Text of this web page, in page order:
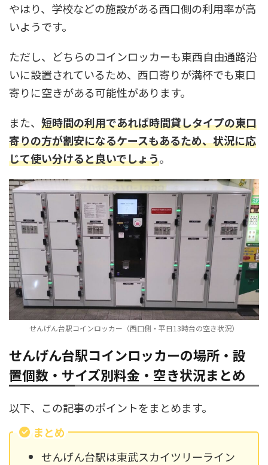
やはり、学校などの施設がある西口側の利用率が高
いようです。
ただし、どちらのコインロッカーも東西自由通路沿
いに設置されているため、西口寄りが満杯でも東口
寄りに空きがある可能性があります。
また、 短時間の利用であれば時間貸しタイプの東口
寄りの方が割安になるケースもあるため、状況に応
じて使い分けると良いでしょう。
せんげん台駅コインロッカー（西口側・平日13時台の空き状況）
せんげん台駅コインロッカーの場所・設
置個数・サイズ別料金・空き状況まとめ
以下、この記事のポイントをまとめます。
まとめ
せんげん台駅は東武スカイツリーライン